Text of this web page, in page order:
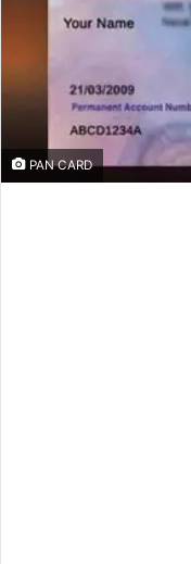
PAN CARD